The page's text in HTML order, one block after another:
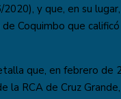
y que, en su
Coquimbo que
que, en febrero de
la RCA de Cruz